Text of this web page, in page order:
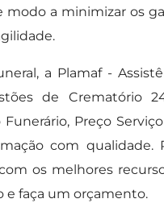
a minimizar os
a Plamaf -
de Crematório
Preço
com
os melhores
faça um orçamento.